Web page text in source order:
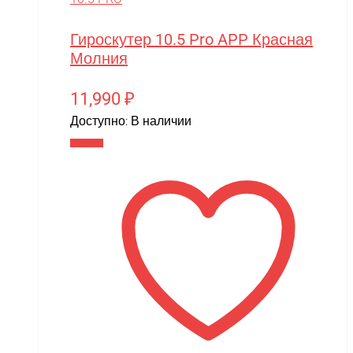
Гироскутер 10.5 Pro APP Красная
Молния
11,990 ₽
Доступно: В наличии